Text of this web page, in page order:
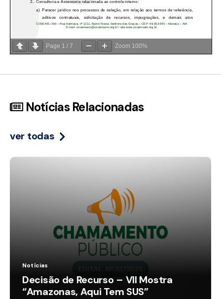
Page 1 / 7 Zoom 100%
Notícias Relacionadas
ver todas
Notícias
Decisão de Recurso – VII Mostra
“Amazonas, Aqui Tem SUS”